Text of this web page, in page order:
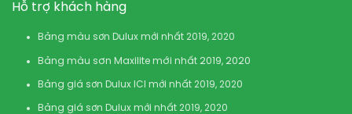
Hỗ trợ khách hàng
Bảng màu sơn Dulux mới nhất 2019, 2020
Bảng màu sơn Maxilite mới nhất 2019, 2020
Bảng giá sơn Dulux ICI mới nhất 2019, 2020
Bảng giá sơn Dulux mới nhất 2019, 2020